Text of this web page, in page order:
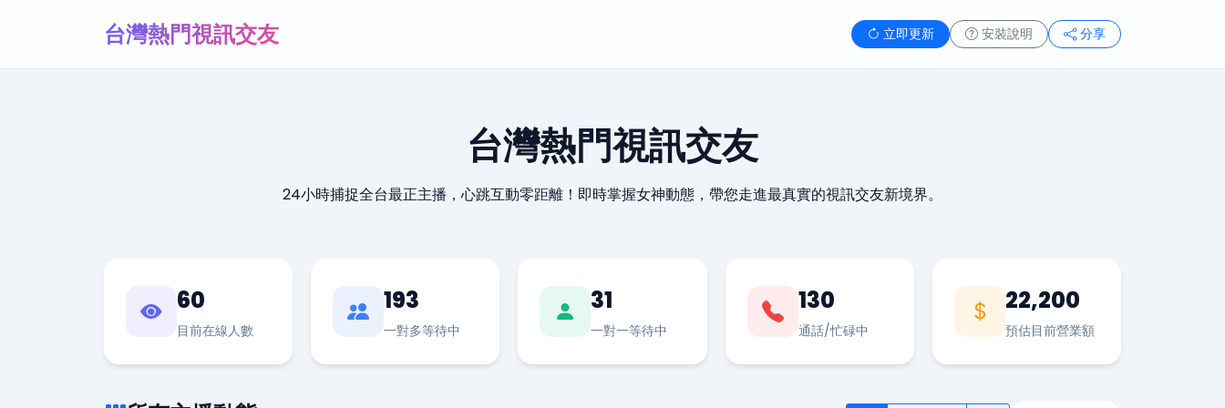
台灣熱門視訊交友 立即更新 安裝說明 分享
台灣熱門視訊交友
24小時捕捉全台最正主播，心跳互動零距離！即時掌握女神動態，帶您走進最真實的視訊交友新境界。
60
目前在線人數
193
一對多等待中
31
一對一等待中
130
通話/忙碌中
22,200
預估目前營業額